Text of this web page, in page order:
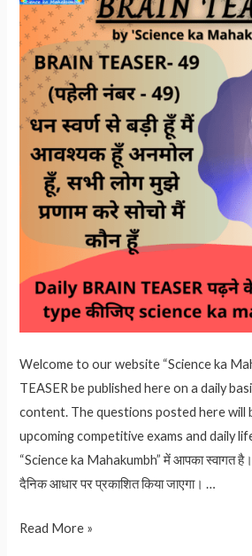
Welcome to our website “Science ka
TEASER be published here on a daily
content. The questions posted here will
upcoming competitive exams and daily life.
“Science ka Mahakumbh” में आपका स्वागत
दैनिक आधार पर प्रकाशित किया जाएगा। …
BRAIN
Read More »